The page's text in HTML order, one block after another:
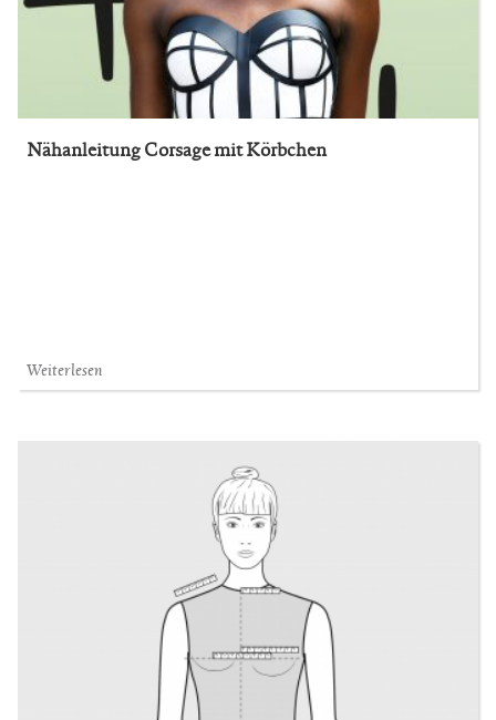
Nähanleitung Corsage mit Körbchen
Weiterlesen